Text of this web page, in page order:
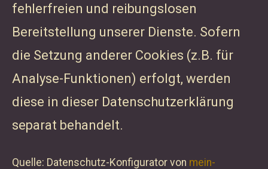
fehlerfreien und reibungslosen
Bereitstellung unserer Dienste. Sofern
die Setzung anderer Cookies (z.B. für
Analyse-Funktionen) erfolgt, werden
diese in dieser Datenschutzerklärung
separat behandelt.
Quelle: Datenschutz-Konfigurator von mein-